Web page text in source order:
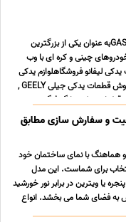
فروشگاه آنلاین لوازم یدکی گسپ GASPبه عنوان یکی از بزرگترین
چینی و کره ای با وب
لیفانو فروشگاهلوازم یدکی
جکمی باشد. محصولات ما شامل فروش قطعات یدکی جیلی GEELY ,
و سفارش سازی مطابق
و هماهنگ با نمای ساختمان خود
برای شماست. این مدل
یا ویترین در برابر نور خورشید
به فضای شما می بخشد. انواع